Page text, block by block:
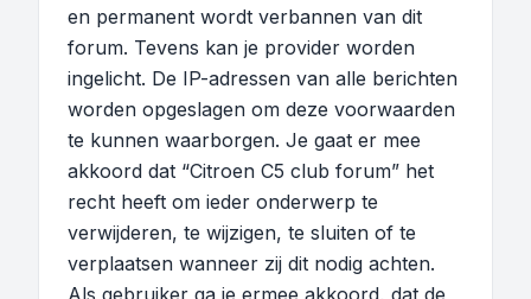
en permanent wordt verbannen van dit
forum. Tevens kan je provider worden
ingelicht. De IP-adressen van alle berichten
worden opgeslagen om deze voorwaarden
te kunnen waarborgen. Je gaat er mee
akkoord dat “Citroen C5 club forum” het
recht heeft om ieder onderwerp te
verwijderen, te wijzigen, te sluiten of te
verplaatsen wanneer zij dit nodig achten.
Als gebruiker ga je ermee akkoord, dat de